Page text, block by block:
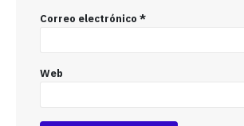
Correo electrónico *
Web